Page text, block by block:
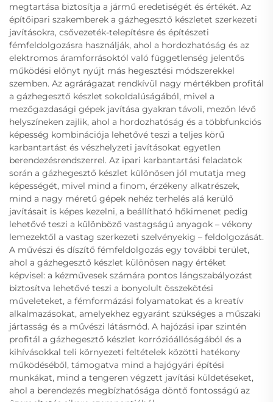
megtartása biztosítja a jármű eredetiségét és értékét. Az
építőipari szakemberek a gázhegesztő készletet szerkezeti
javításokra, csővezeték-telepítésre és építészeti
fémfeldolgozásra használják, ahol a hordozhatóság és az
elektromos áramforrásoktól való függetlenség jelentős
működési előnyt nyújt más hegesztési módszerekkel
szemben. Az agrárágazat rendkívül nagy mértékben profitál
a gázhegesztő készlet sokoldalúságából, mivel a
mezőgazdasági gépek javítása gyakran távoli, mezőn lévő
helyszíneken zajlik, ahol a hordozhatóság és a többfunkciós
képesség kombinációja lehetővé teszi a teljes körű
karbantartást és vészhelyzeti javításokat egyetlen
berendezésrendszerrel. Az ipari karbantartási feladatok
során a gázhegesztő készlet különösen jól mutatja meg
képességét, mivel mind a finom, érzékeny alkatrészek,
mind a nagy méretű gépek nehéz terhelés alá kerülő
javításait is képes kezelni, a beállítható hőkimenet pedig
lehetővé teszi a különböző vastagságú anyagok – vékony
lemezektől a vastag szerkezeti szelvényekig – feldolgozását.
A művészi és díszítő fémfeldolgozás egy további terület,
ahol a gázhegesztő készlet különösen nagy értéket
képvisel: a kézművesek számára pontos lángszabályozást
biztosítva lehetővé teszi a bonyolult összekötési
műveleteket, a fémformázási folyamatokat és a kreatív
alkalmazásokat, amelyekhez egyaránt szükséges a műszaki
jártasság és a művészi látásmód. A hajózási ipar szintén
profitál a gázhegesztő készlet korrózióállóságából és a
kihívásokkal teli környezeti feltételek közötti hatékony
működéséből, támogatva mind a hajógyári építési
munkákat, mind a tengeren végzett javítási küldetéseket,
ahol a berendezés megbízhatósága döntő fontosságú az